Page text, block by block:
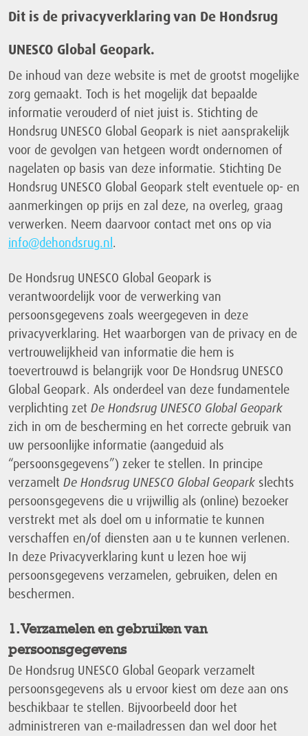
Dit is de privacyverklaring van De Hondsrug
UNESCO Global Geopark.
De inhoud van deze website is met de grootst mogelijke
zorg gemaakt. Toch is het mogelijk dat bepaalde
informatie verouderd of niet juist is. Stichting de
Hondsrug UNESCO Global Geopark is niet aansprakelijk
voor de gevolgen van hetgeen wordt ondernomen of
nagelaten op basis van deze informatie. Stichting De
Hondsrug UNESCO Global Geopark stelt eventuele op- en
aanmerkingen op prijs en zal deze, na overleg, graag
verwerken. Neem daarvoor contact met ons op via
info@dehondsrug.nl .
De Hondsrug UNESCO Global Geopark is
verantwoordelijk voor de verwerking van
persoonsgegevens zoals weergegeven in deze
privacyverklaring. Het waarborgen van de privacy en de
vertrouwelijkheid van informatie die hem is
toevertrouwd is belangrijk voor De Hondsrug UNESCO
Global Geopark. Als onderdeel van deze fundamentele
verplichting zet De Hondsrug UNESCO Global Geopark
zich in om de bescherming en het correcte gebruik van
uw persoonlijke informatie (aangeduid als
“persoonsgegevens”) zeker te stellen. In principe
verzamelt De Hondsrug UNESCO Global Geopark slechts
persoonsgegevens die u vrijwillig als (online) bezoeker
verstrekt met als doel om u informatie te kunnen
verschaffen en/of diensten aan u te kunnen verlenen.
In deze Privacyverklaring kunt u lezen hoe wij
persoonsgegevens verzamelen, gebruiken, delen en
beschermen.
1. Verzamelen en gebruiken van
persoonsgegevens
De Hondsrug UNESCO Global Geopark verzamelt
persoonsgegevens als u ervoor kiest om deze aan ons
beschikbaar te stellen. Bijvoorbeeld door het
administreren van e-mailadressen dan wel door het